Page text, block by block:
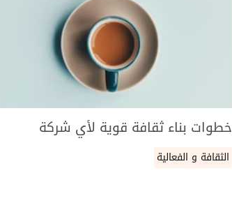
خطوات بناء ثقافة قوية لأي شركة
الثقافة و الفعالية